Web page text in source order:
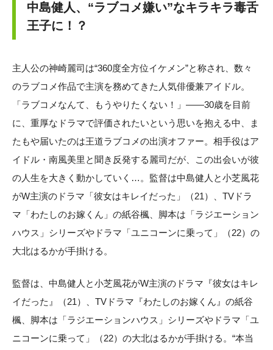
中島健人、“ラブコメ嫌い”なキラキラ毒舌
王子に！？
主人公の神崎麗司は“360度全方位イケメン”と称され、数々
のラブコメ作品で主演を務めてきた人気俳優兼アイドル。
「ラブコメなんて、もうやりたくない！」——30歳を目前
に、重厚なドラマで評価されたいという思いを抱える中、ま
たもや届いたのは王道ラブコメの出演オファー。相手役はア
イドル・南風美里と聞き反発する麗司だが、この出会いが彼
の人生を大きく動かしていく…。監督は中島健人と小芝風花
がW主演のドラマ「彼女はキレイだった」（21）、TVドラ
マ「わたしのお嫁くん」の紙谷楓、脚本は「ラジエーション
ハウス」シリーズやドラマ「ユニコーンに乗って」（22）の
大北はるかが手掛ける。
監督は、中島健人と小芝風花がW主演のドラマ『彼女はキレ
イだった』（21）、TVドラマ『わたしのお嫁くん』の紙谷
楓、脚本は「ラジエーションハウス」シリーズやドラマ「ユ
ニコーンに乗って」（22）の大北はるかが手掛ける。“本当